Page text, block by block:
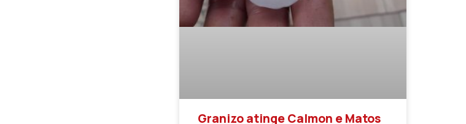
Granizo atinge Calmon e Matos